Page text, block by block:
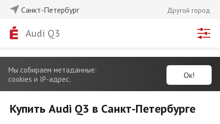
Санкт-Петербург Другой город
Audi Q3
Мы собираем метаданные:
cookies и IP-адрес.
Ок!
Купить Audi Q3 в Санкт-Петербурге